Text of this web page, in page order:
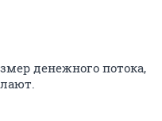
денежного потока,